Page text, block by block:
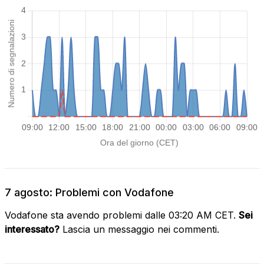
7 agosto: Problemi con Vodafone
Vodafone sta avendo problemi dalle 03:20 AM CET. Sei
interessato? Lascia un messaggio nei commenti.